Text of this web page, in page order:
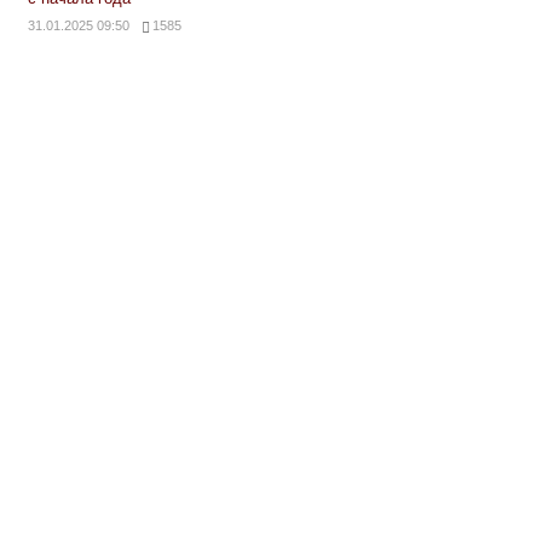
31.01.2025 09:50 1585